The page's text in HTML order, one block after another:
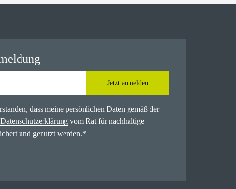
Jetzt anmelden
dass meine persönlichen Daten gemäß der
Datenschutzerklärung vom Rat für nachhaltige
und genutzt werden.*